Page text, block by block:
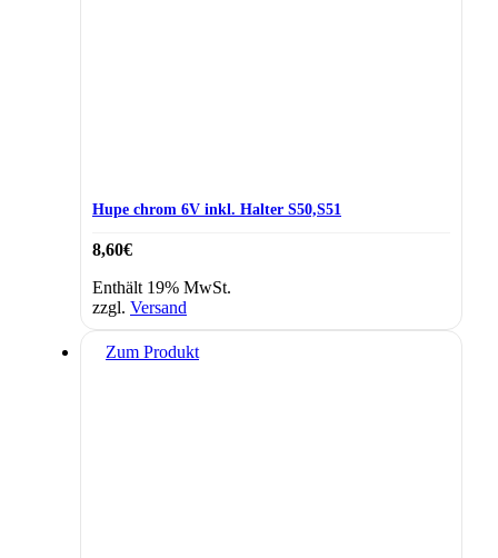
Hupe chrom 6V inkl. Halter S50,S51
8,60€
Enthält 19% MwSt.
zzgl. Versand
Zum Produkt